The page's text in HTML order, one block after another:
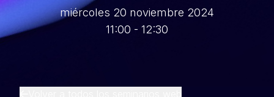
miércoles 20 noviembre 2024
11:00 - 12:30